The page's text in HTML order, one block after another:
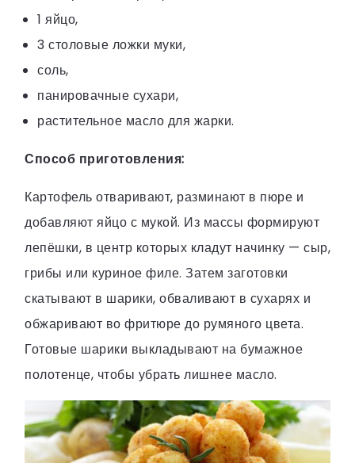
1 яйцо,
3 столовые ложки муки,
соль,
панировачные сухари,
растительное масло для жарки.
Способ приготовления:
Картофель отваривают, разминают в пюре и
добавляют яйцо с мукой. Из массы формируют
лепёшки, в центр которых кладут начинку — сыр,
грибы или куриное филе. Затем заготовки
скатывают в шарики, обваливают в сухарях и
обжаривают во фритюре до румяного цвета.
Готовые шарики выкладывают на бумажное
полотенце, чтобы убрать лишнее масло.